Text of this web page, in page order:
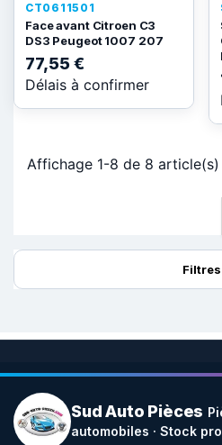
CT0611501
Face avant Citroen C3
DS3 Peugeot 1007 207
77,55 €
Délais à confirmer
Affichage 1-8 de 8 article(s)
Filtres
Sud Auto Pièces
automobiles · Stock